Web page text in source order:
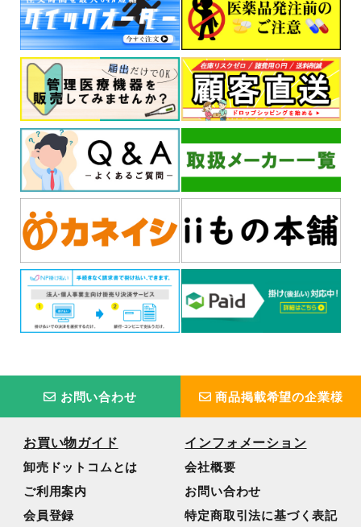
お問い合わせ 商品掲載希望の企業様
お買い物ガイド
卸売ドットコムとは
ご利用案内
会員登録
インフォメーション
会社概要
お問い合わせ
特定商取引法に基づく表記